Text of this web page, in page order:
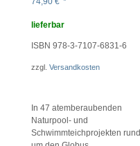
lieferbar
ISBN 978-3-7107-6831-6
zzgl. Versandkosten
In 47 atemberaubenden
Naturpool- und
Schwimmteichprojekten rund